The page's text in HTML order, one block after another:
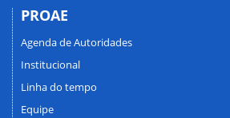
PROAE
Agenda de Autoridades
Institucional
Linha do tempo
Equipe